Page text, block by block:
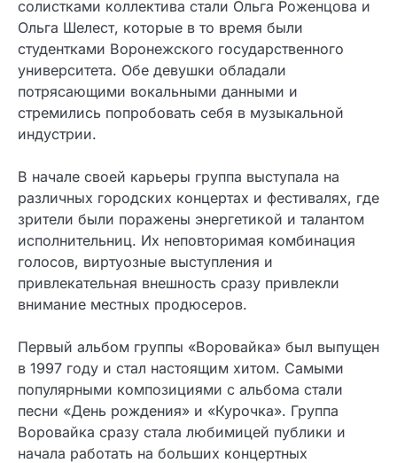
солистками коллектива стали Ольга Роженцова и
Ольга Шелест, которые в то время были
студентками Воронежского государственного
университета. Обе девушки обладали
потрясающими вокальными данными и
стремились попробовать себя в музыкальной
индустрии.
В начале своей карьеры группа выступала на
различных городских концертах и фестивалях, где
зрители были поражены энергетикой и талантом
исполнительниц. Их неповторимая комбинация
голосов, виртуозные выступления и
привлекательная внешность сразу привлекли
внимание местных продюсеров.
Первый альбом группы «Воровайка» был выпущен
в 1997 году и стал настоящим хитом. Самыми
популярными композициями с альбома стали
песни «День рождения» и «Курочка». Группа
Воровайка сразу стала любимицей публики и
начала работать на больших концертных